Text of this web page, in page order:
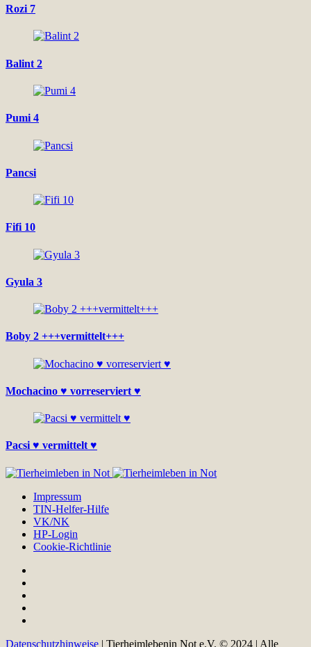
Rozi 7
Balint 2
Pumi 4
Pancsi
Fifi 10
Gyula 3
Boby 2 +++vermittelt+++
Mochacino ♥ vorreserviert ♥
Pacsi ♥ vermittelt ♥
Impressum
TIN-Helfer-Hilfe
VK/NK
HP-Login
Cookie-Richtlinie
Datenschutzhinweise | Tierheimlebenin Not e.V. © 2024 | Alle